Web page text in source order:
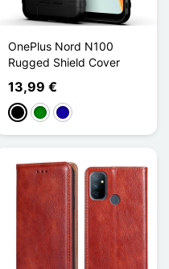
OnePlus Nord N100
Rugged Shield Cover
13,99 €
Schwarz
GrünDunkelblau